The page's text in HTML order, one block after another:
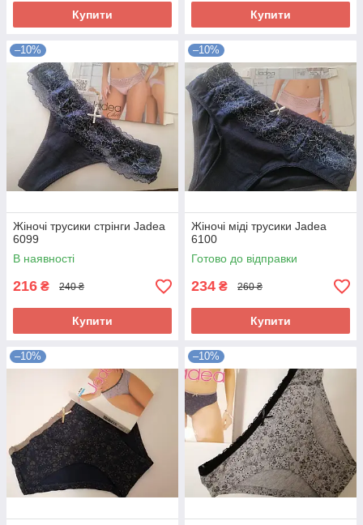
Купити Купити
–10%
Жіночі трусики стрінги Jadea
6099
В наявності
216 ₴ 240 ₴
Купити
–10%
Жіночі міді трусики Jadea
6100
Готово до відправки
234 ₴ 260 ₴
Купити
–10% –10%